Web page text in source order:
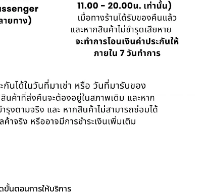
ขั้นตอนการให้บริการ